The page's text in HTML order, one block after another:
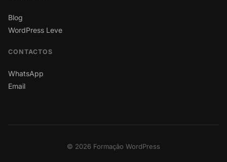
Blog
WordPress Leve
CONTACTOS
WhatsApp
Email
© 2026 Formação WordPress